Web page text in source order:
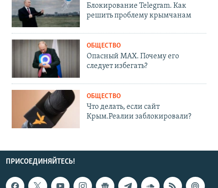
Блокирование Telegram. Как
решить проблему крымчанам
ОБЩЕСТВО
Опасный MAX. Почему его
следует избегать?
ОБЩЕСТВО
Что делать, если сайт
Крым.Реалии заблокировали?
ПРИСОЕДИНЯЙТЕСЬ!